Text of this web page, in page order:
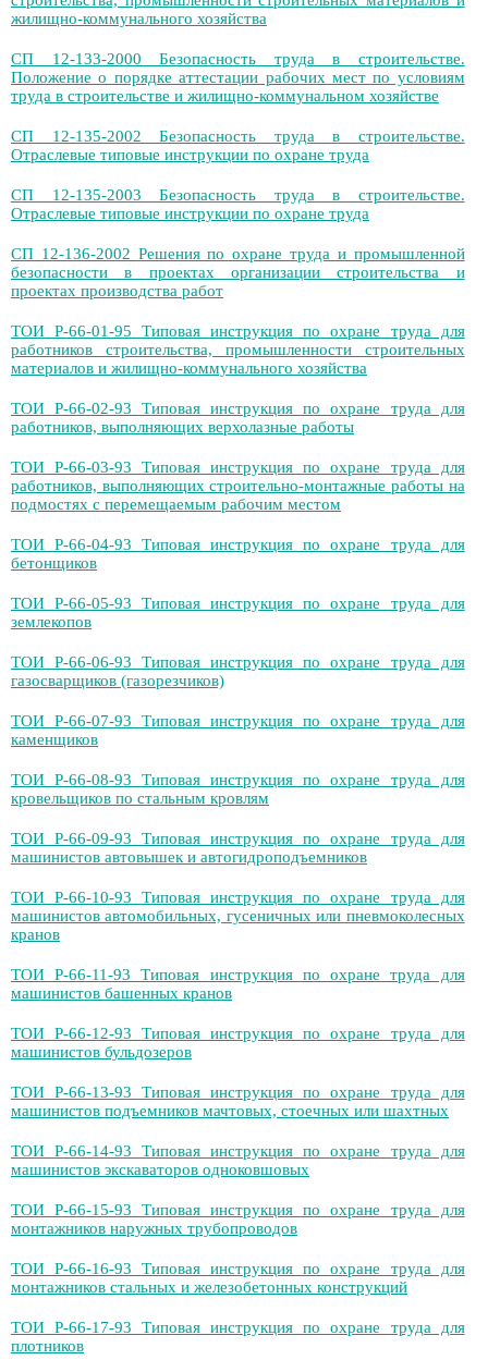
жилищно-коммунального хозяйства
СП 12-133-2000 Безопасность труда в строительстве.
Положение о порядке аттестации рабочих мест по условиям
труда в строительстве и жилищно-коммунальном хозяйстве
СП 12-135-2002 Безопасность труда в строительстве.
Отраслевые типовые инструкции по охране труда
СП 12-135-2003 Безопасность труда в строительстве.
Отраслевые типовые инструкции по охране труда
СП 12-136-2002 Решения по охране труда и промышленной
безопасности в проектах организации строительства и
проектах производства работ
ТОИ Р-66-01-95 Типовая инструкция по охране труда для
работников строительства, промышленности строительных
материалов и жилищно-коммунального хозяйства
ТОИ Р-66-02-93 Типовая инструкция по охране труда для
работников, выполняющих верхолазные работы
ТОИ Р-66-03-93 Типовая инструкция по охране труда для
работников, выполняющих строительно-монтажные работы на
подмостях с перемещаемым рабочим местом
ТОИ Р-66-04-93 Типовая инструкция по охране труда для
бетонщиков
ТОИ Р-66-05-93 Типовая инструкция по охране труда для
землекопов
ТОИ Р-66-06-93 Типовая инструкция по охране труда для
газосварщиков (газорезчиков)
ТОИ Р-66-07-93 Типовая инструкция по охране труда для
каменщиков
ТОИ Р-66-08-93 Типовая инструкция по охране труда для
кровельщиков по стальным кровлям
ТОИ Р-66-09-93 Типовая инструкция по охране труда для
машинистов автовышек и автогидроподъемников
ТОИ Р-66-10-93 Типовая инструкция по охране труда для
машинистов автомобильных, гусеничных или пневмоколесных
кранов
ТОИ Р-66-11-93 Типовая инструкция по охране труда для
машинистов башенных кранов
ТОИ Р-66-12-93 Типовая инструкция по охране труда для
машинистов бульдозеров
ТОИ Р-66-13-93 Типовая инструкция по охране труда для
машинистов подъемников мачтовых, стоечных или шахтных
ТОИ Р-66-14-93 Типовая инструкция по охране труда для
машинистов экскаваторов одноковшовых
ТОИ Р-66-15-93 Типовая инструкция по охране труда для
монтажников наружных трубопроводов
ТОИ Р-66-16-93 Типовая инструкция по охране труда для
монтажников стальных и железобетонных конструкций
ТОИ Р-66-17-93 Типовая инструкция по охране труда для
плотников